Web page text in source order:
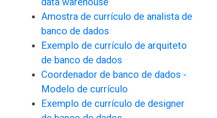
Amostra de currículo de analista de
banco de dados
Exemplo de currículo de arquiteto
de banco de dados
Coordenador de banco de dados -
Modelo de currículo
Exemplo de currículo de designer